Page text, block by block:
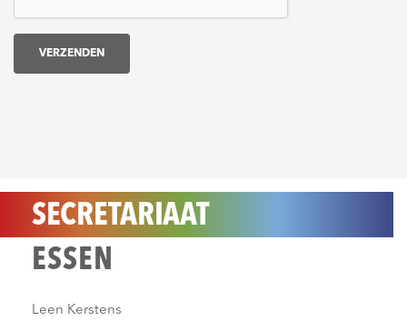
VERZENDEN
SECRETARIAAT
ESSEN
Leen Kerstens